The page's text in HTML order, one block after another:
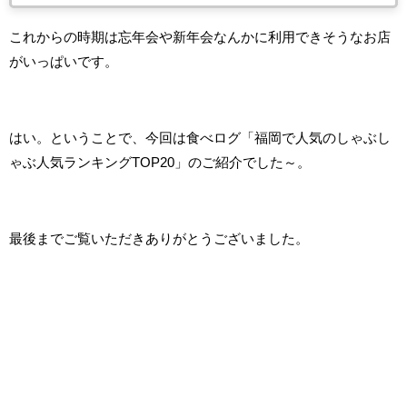
これからの時期は忘年会や新年会なんかに利用できそうなお店
がいっぱいです。
はい。ということで、今回は食べログ「福岡で人気のしゃぶし
ゃぶ人気ランキングTOP20」のご紹介でした～。
最後までご覧いただきありがとうございました。